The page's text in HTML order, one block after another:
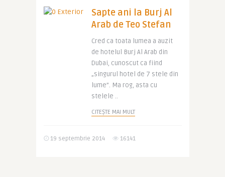
Sapte ani la Burj Al
Arab de Teo Stefan
Cred ca toata lumea a auzit
de hotelul Burj Al Arab din
Dubai, cunoscut ca fiind
„singurul hotel de 7 stele din
lume”. Ma rog, asta cu
stelele ..
CITEȘTE MAI MULT
19 septembrie 2014 16141